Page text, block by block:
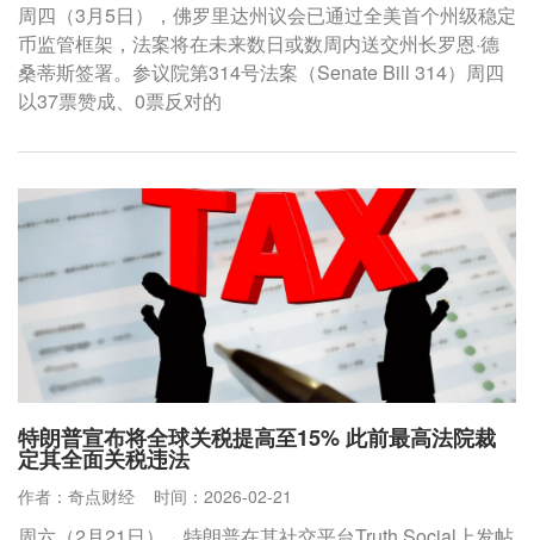
周四（3月5日），佛罗里达州议会已通过全美首个州级稳定
币监管框架，法案将在未来数日或数周内送交州长罗恩·德
桑蒂斯签署。参议院第314号法案（Senate Bill 314）周四
以37票赞成、0票反对的
特朗普宣布将全球关税提高至15% 此前最高法院裁
定其全面关税违法
作者：奇点财经 时间：2026-02-21